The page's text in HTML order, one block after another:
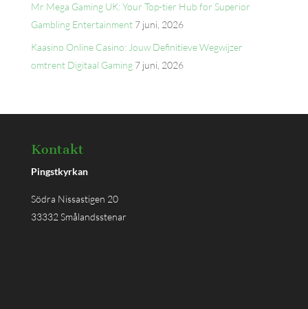
Mr Mega Gaming UK: Your Top-tier Hub for Superior
Gambling Entertainment 7 juni, 2026
Kaasino Online Casino: Jouw Definitieve Wegwijzer
omtrent Digitaal Gaming 7 juni, 2026
Kontakt
Pingstkyrkan
Södra Nissastigen 20
33332 Smålandsstenar